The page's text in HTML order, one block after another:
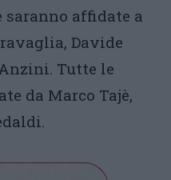
affidate a
Davide
Tutte le
da Marco Tajè,